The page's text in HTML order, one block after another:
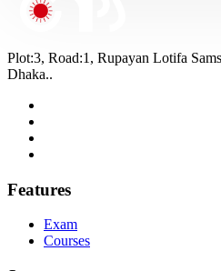
Plot:3, Road:1, Rupayan Lotifa
Dhaka..
Features
Exam
Courses